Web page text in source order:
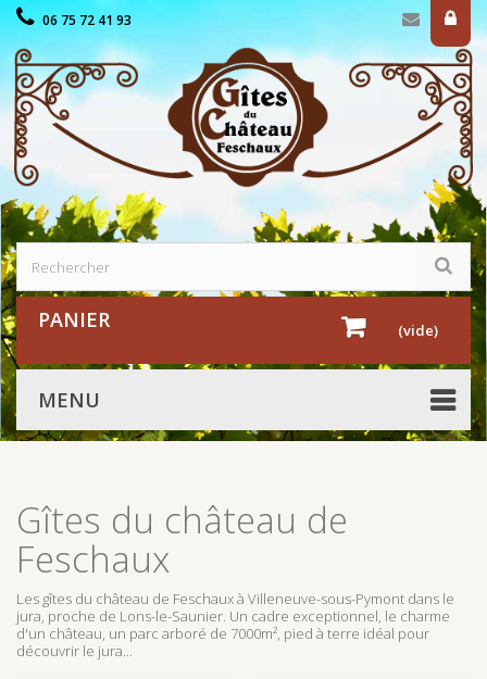
06 75 72 41 93
PANIER (vide)
MENU
Gîtes du château de
Feschaux
Les gîtes du château de Feschaux à Villeneuve-sous-Pymont dans le
jura, proche de Lons-le-Saunier. Un cadre exceptionnel, le charme
d'un château, un parc arboré de 7000m², pied à terre idéal pour
découvrir le jura...